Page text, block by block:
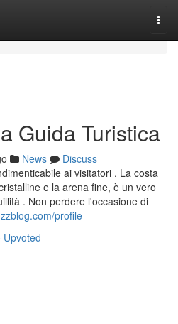
Guida Turistica
News
Discuss
ai visitatori . La costa
e la arena fine, è un vero
. Non perdere l'occasione di
profile
Upvoted